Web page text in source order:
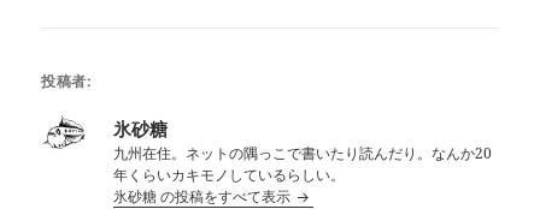
投稿者:
氷砂糖
九州在住。ネットの隅っこで書いたり読んだり。なんか20
年くらいカキモノしているらしい。
氷砂糖 の投稿をすべて表示